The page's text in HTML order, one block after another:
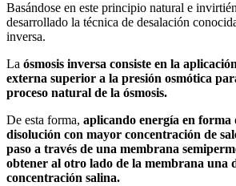
Basándose en este principio natural e
desarrollado la técnica de desalación
inversa.
La ósmosis inversa consiste en la
externa superior a la presión osmótica
proceso natural de la ósmosis.
De esta forma, aplicando energía en forma
disolución con mayor concentración de
paso a través de una membrana
obtener al otro lado de la membrana una
concentración salina.